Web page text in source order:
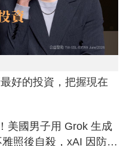
好的投資，把握現在
美國男子用 Grok 生成
照後自殺，xAI 因防護